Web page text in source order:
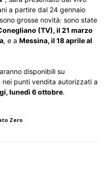
a partire dal 24 gennaio
grosse novità: sono state
(TV), il 21 marzo
, e a Messina, il 18 aprile al
disponibili su
nei punti vendita autorizzati a
lunedì 6 ottobre.
Zero